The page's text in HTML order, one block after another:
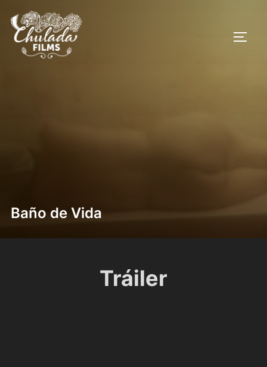
contenido
Baño de Vida
Tráiler